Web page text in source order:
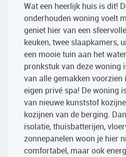
Wat een heerlijk huis is dit!
onderhouden woning voelt
geniet hier van een
keuken, twee slaapkamers,
een mooie tuin aan het
pronkstuk van deze woning
van alle gemakken voorzien
eigen privé spa! De woning
van nieuwe kunststof
kozijnen van de berging.
isolatie, thuisbatterijen,
zonnepanelen woon je hier
comfortabel, maar ook